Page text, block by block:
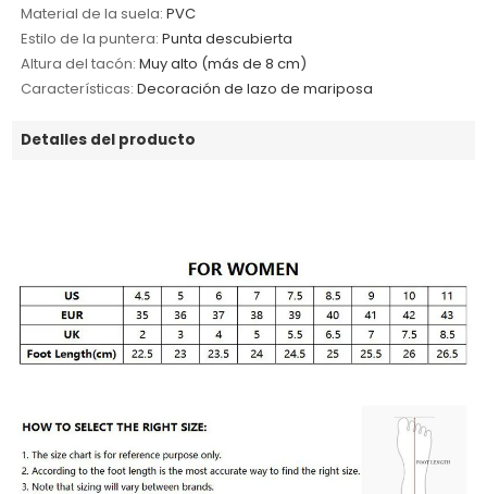
Material de la suela: PVC
Estilo de la puntera: Punta descubierta
Altura del tacón: Muy alto (más de 8 cm)
Características: Decoración de lazo de mariposa
Detalles del producto